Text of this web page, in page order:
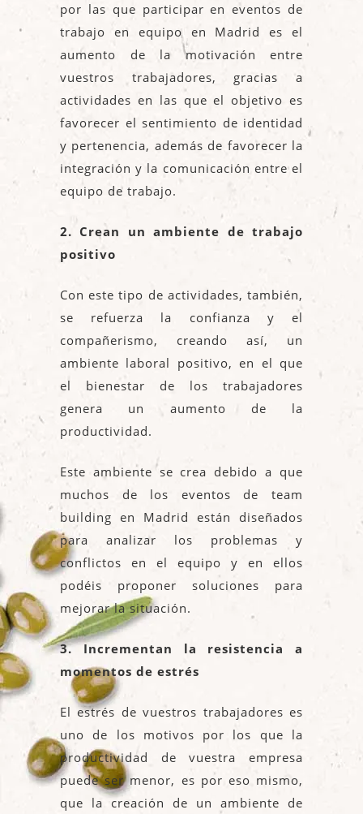
por las que participar en eventos de
trabajo en equipo en Madrid es el
aumento de la motivación entre
vuestros trabajadores, gracias a
actividades en las que el objetivo es
favorecer el sentimiento de identidad
y pertenencia, además de favorecer la
integración y la comunicación entre el
equipo de trabajo.
2. Crean un ambiente de trabajo
positivo
Con este tipo de actividades, también,
se refuerza la confianza y el
compañerismo, creando así, un
ambiente laboral positivo, en el que
el bienestar de los trabajadores
genera un aumento de la
productividad.
Este ambiente se crea debido a que
muchos de los eventos de team
building en Madrid están diseñados
para analizar los problemas y
conflictos en el equipo y en ellos
podéis proponer soluciones para
mejorar la situación.
3. Incrementan la resistencia a
momentos de estrés
El estrés de vuestros trabajadores es
uno de los motivos por los que la
productividad de vuestra empresa
puede ser menor, es por eso mismo,
que la creación de un ambiente de